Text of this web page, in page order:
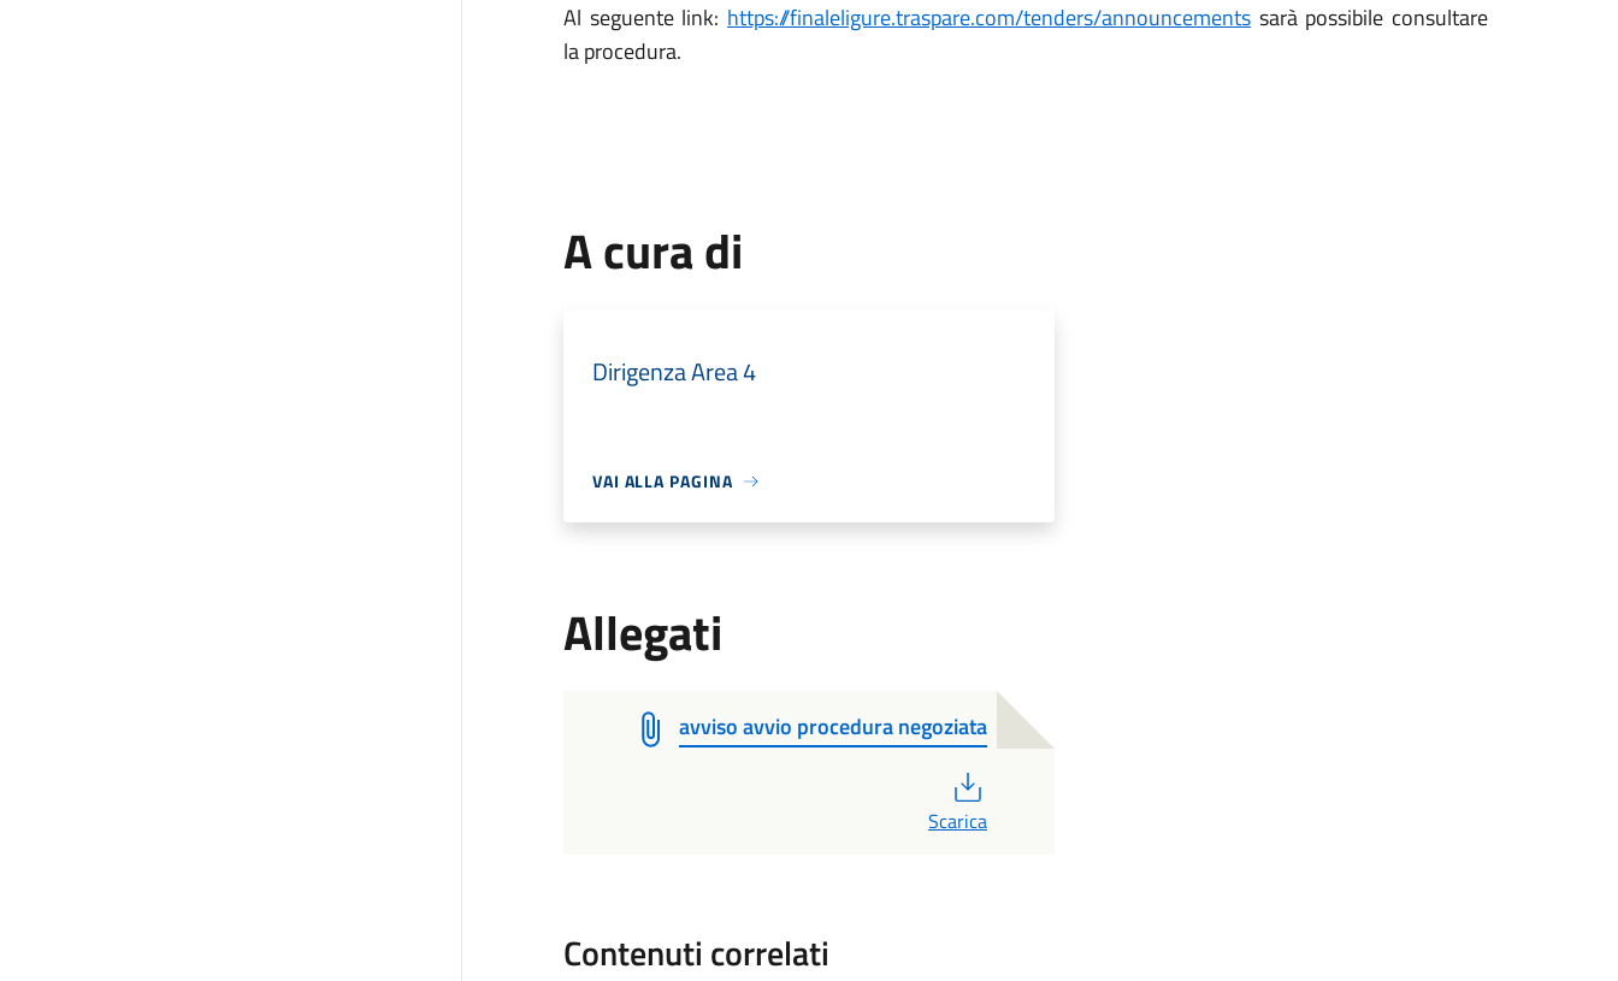
Al seguente link: https://finaleligure.traspare.com/tenders/announcementssarà possibile consultare
la procedura.
A cura di
Dirigenza Area 4
VAI ALLA PAGINA
Allegati
avviso avvio procedura negoziata
Scarica
Contenuti correlati